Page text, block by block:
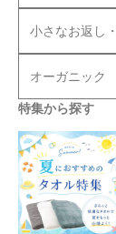
小さなお返し
オーガニック
特集から探す